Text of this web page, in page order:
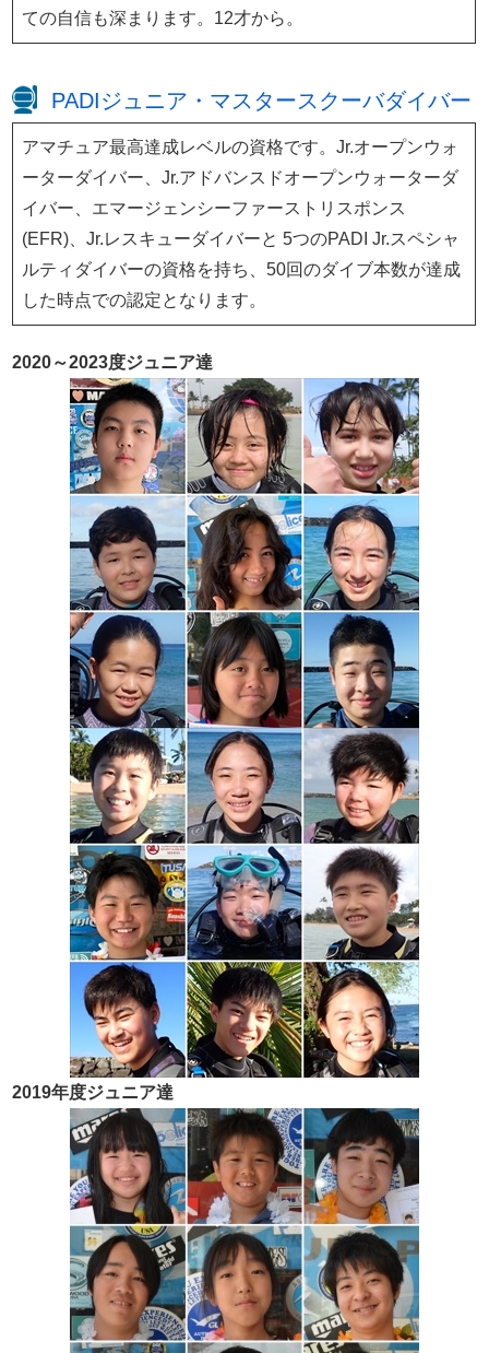
ての自信も深まります。12才から。
PADIジュニア・マスタースクーバダイバー
アマチュア最高達成レベルの資格です。Jr.オープンウォ
ーターダイバー、Jr.アドバンスドオープンウォーターダ
イバー、エマージェンシーファーストリスポンス
(EFR)、Jr.レスキューダイバーと 5つのPADI Jr.スペシャ
ルティダイバーの資格を持ち、50回のダイブ本数が達成
した時点での認定となります。
2020～2023度ジュニア達
2019年度ジュニア達